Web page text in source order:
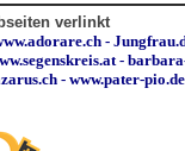
verlinkt
-
-
- www.pater-pio.de